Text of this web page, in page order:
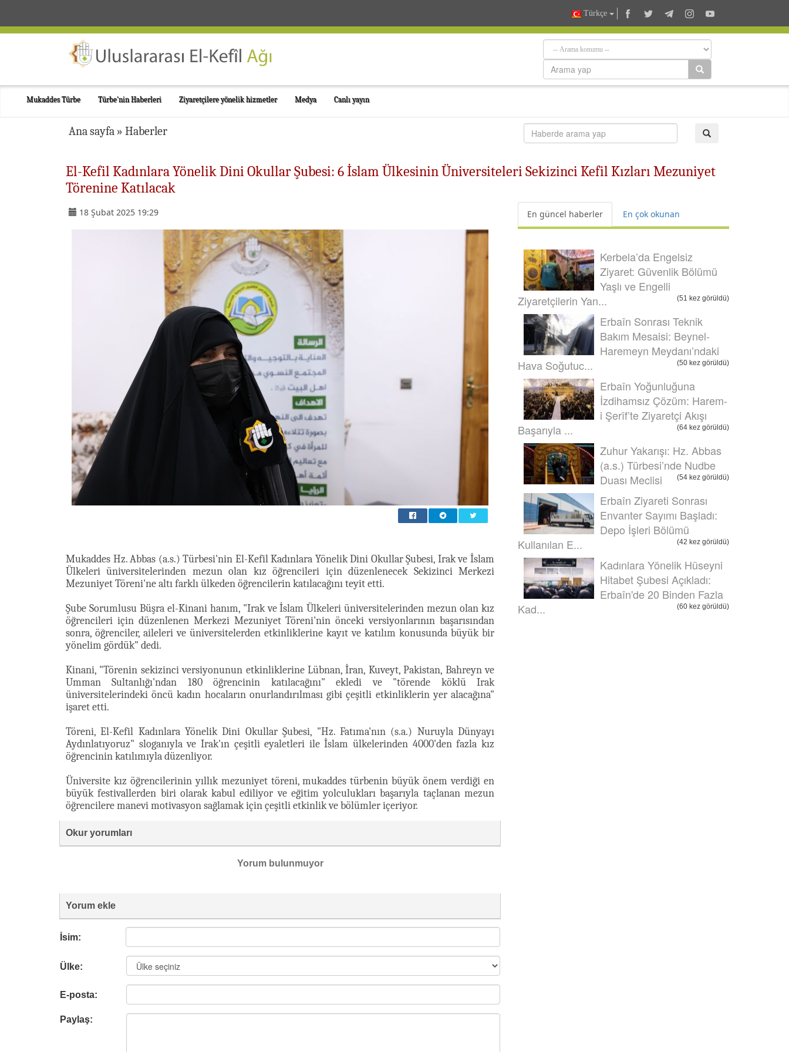
Türkçe
Mukaddes Türbe Türbe'nin Haberleri Ziyaretçilere yönelik hizmetler Medya Canlı yayın
Ana sayfa » Haberler
El-Kefil Kadınlara Yönelik Dini Okullar Şubesi: 6 İslam Ülkesinin Üniversiteleri Sekizinci Kefil Kızları Mezuniyet
Törenine Katılacak
18 Şubat 2025 19:29
Mukaddes Hz. Abbas (a.s.) Türbesi'nin El-Kefil Kadınlara Yönelik Dini Okullar Şubesi, Irak ve İslam
Ülkeleri üniversitelerinden mezun olan kız öğrencileri için düzenlenecek Sekizinci Merkezi
Mezuniyet Töreni'ne altı farklı ülkeden öğrencilerin katılacağını teyit etti.
Şube Sorumlusu Büşra el-Kinani hanım, "Irak ve İslam Ülkeleri üniversitelerinden mezun olan kız
öğrencileri için düzenlenen Merkezi Mezuniyet Töreni'nin önceki versiyonlarının başarısından
sonra, öğrenciler, aileleri ve üniversitelerden etkinliklerine kayıt ve katılım konusunda büyük bir
yönelim gördük" dedi.
Kinani, "Törenin sekizinci versiyonunun etkinliklerine Lübnan, İran, Kuveyt, Pakistan, Bahreyn ve
Umman Sultanlığı'ndan 180 öğrencinin katılacağını" ekledi ve "törende köklü Irak
üniversitelerindeki öncü kadın hocaların onurlandırılması gibi çeşitli etkinliklerin yer alacağına"
işaret etti.
Töreni, El-Kefil Kadınlara Yönelik Dini Okullar Şubesi, "Hz. Fatıma'nın (s.a.) Nuruyla Dünyayı
Aydınlatıyoruz" sloganıyla ve Irak'ın çeşitli eyaletleri ile İslam ülkelerinden 4000'den fazla kız
öğrencinin katılımıyla düzenliyor.
Üniversite kız öğrencilerinin yıllık mezuniyet töreni, mukaddes türbenin büyük önem verdiği en
büyük festivallerden biri olarak kabul ediliyor ve eğitim yolculukları başarıyla taçlanan mezun
öğrencilere manevi motivasyon sağlamak için çeşitli etkinlik ve bölümler içeriyor.
Okur yorumları
Yorum bulunmuyor
Yorum ekle
İsim:
Ülke:
E-posta:
Paylaş:
En güncel haberler En çok okunan
Kerbela’da Engelsiz
Ziyaret: Güvenlik Bölümü
Yaşlı ve Engelli
Ziyaretçilerin Yan...
(51 kez görüldü)
Erbaîn Sonrası Teknik
Bakım Mesaisi: Beynel-
Haremeyn Meydanı’ndaki
Hava Soğutuc...
(50 kez görüldü)
Erbaîn Yoğunluğuna
İzdihamsız Çözüm: Harem-
i Şerîf’te Ziyaretçi Akışı
Başarıyla ...
(64 kez görüldü)
Zuhur Yakarışı: Hz. Abbas
(a.s.) Türbesi’nde Nudbe
Duası Meclisi
(54 kez görüldü)
Erbaîn Ziyareti Sonrası
Envanter Sayımı Başladı:
Depo İşleri Bölümü
Kullanılan E...
(42 kez görüldü)
Kadınlara Yönelik Hüseyni
Hitabet Şubesi Açıkladı:
Erbaîn'de 20 Binden Fazla
Kad...
(60 kez görüldü)